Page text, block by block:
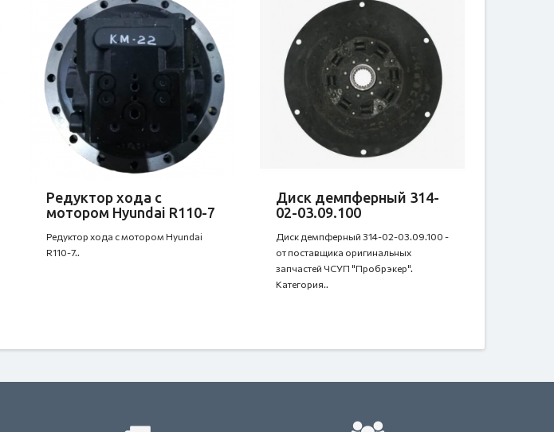
Редуктор хода с
мотором Hyundai R110-7
Редуктор хода с мотором Hyundai
R110-7..
Диск демпферный 314-
02-03.09.100
Диск демпферный 314-02-03.09.100 -
от поставщика оригинальных
запчастей ЧСУП "Пробрэкер".
Категория..